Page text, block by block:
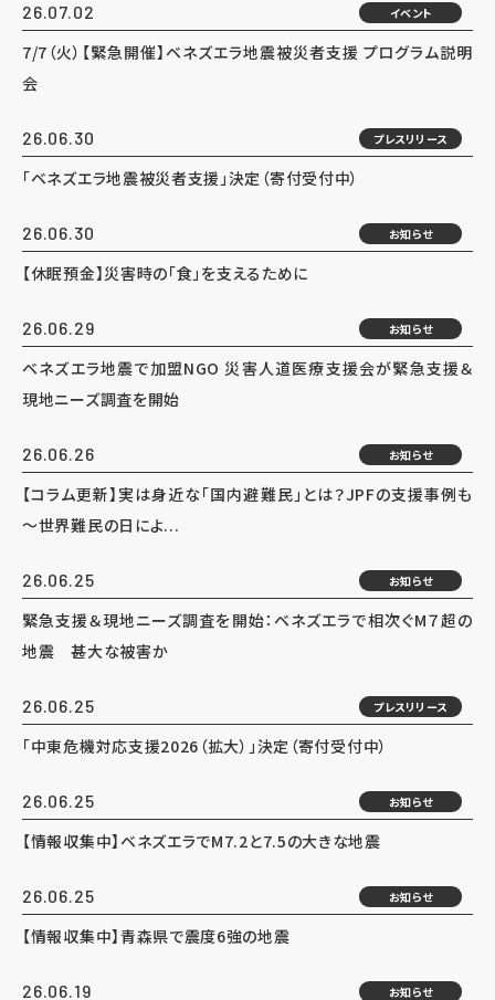
26.07.02 イベント
7/7（火）【緊急開催】ベネズエラ地震被災者支援 プログラム説明
会
26.06.30 プレスリリース
「ベネズエラ地震被災者支援」決定（寄付受付中）
26.06.30 お知らせ
【休眠預金】災害時の「食」を支えるために
26.06.29 お知らせ
ベネズエラ地震で加盟NGO 災害人道医療支援会が緊急支援＆
現地ニーズ調査を開始
26.06.26 お知らせ
【コラム更新】実は身近な「国内避難民」とは？JPFの支援事例も
～世界難民の日によ...
26.06.25 お知らせ
緊急支援＆現地ニーズ調査を開始：ベネズエラで相次ぐM７超の
地震 甚大な被害か
26.06.25 プレスリリース
「中東危機対応支援2026（拡大）」決定（寄付受付中）
26.06.25 お知らせ
【情報収集中】ベネズエラでM7.2と7.5の大きな地震
26.06.25 お知らせ
【情報収集中】青森県で震度6強の地震
26.06.19 お知らせ